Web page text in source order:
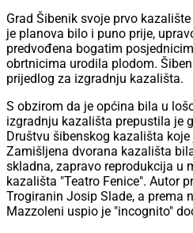
Grad Šibenik svoje prvo
je planova bilo i puno prije,
predvođena bogatim
obrtnicima urodila plodom.
prijedlog za izgradnju kazališta.
S obzirom da je općina bila u
izgradnju kazališta prepustila je
Društvu šibenskog kazališta
Zamišljena dvorana kazališta
skladna, zapravo reprodukcija u
kazališta "Teatro Fenice". Autor
Trogiranin Josip Slade, a prema
Mazzoleni uspio je "incognito"